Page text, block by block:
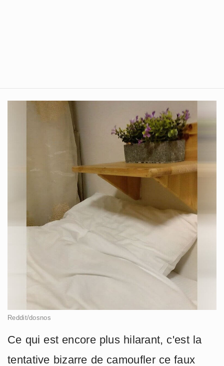
Reddit/dosnos
Ce qui est encore plus hilarant, c'est la
tentative bizarre de camoufler ce faux